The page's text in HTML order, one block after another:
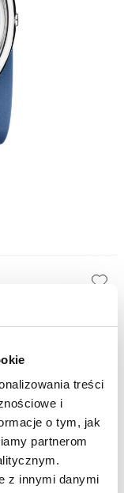
treści
i
o tym, jak
partnerom
z innymi danymi